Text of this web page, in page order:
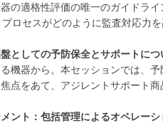
の適格性評価の唯一のガイドラ
ロセスがどのように監査対応力
としての予防保全とサポートにつ
機器から。本セッションでは、
点をあて、アジレントサポート
ント：包括管理によるオペレー